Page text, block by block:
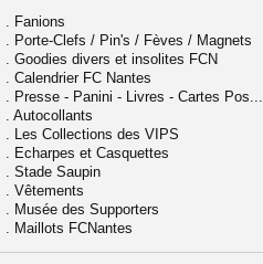
. Fanions
. Porte-Clefs / Pin's / Fèves / Magnets
. Goodies divers et insolites FCN
. Calendrier FC Nantes
. Presse - Panini - Livres - Cartes Pos...
. Autocollants
. Les Collections des VIPS
. Echarpes et Casquettes
. Stade Saupin
. Vêtements
. Musée des Supporters
. Maillots FCNantes